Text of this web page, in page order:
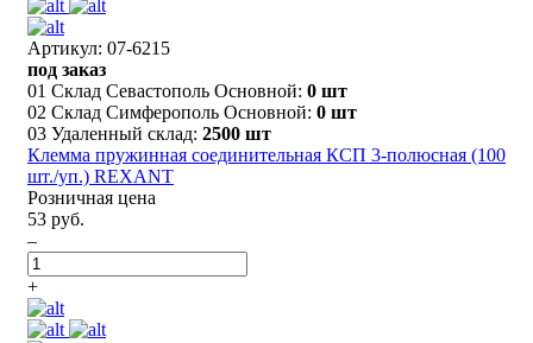
Артикул: 07-6215
под заказ
01 Склад Севастополь Основной: 0 шт
02 Склад Симферополь Основной: 0 шт
03 Удаленный склад: 2500 шт
Клемма пружинная соединительная КСП 3-полюсная (100
шт./уп.) REXANT
Розничная цена
53 руб.
–
+